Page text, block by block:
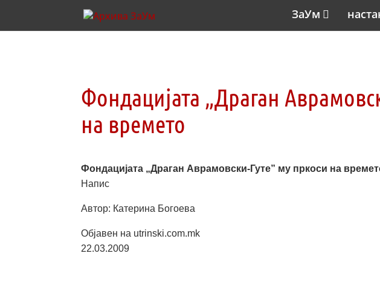
ЗаУм
Фондацијата „Драган
на времето
Фондацијата „Драган Аврамовски-Гуте” му пркоси на
Напис
Автор: Катерина Богоева
Објавен на utrinski.com.mk
22.03.2009